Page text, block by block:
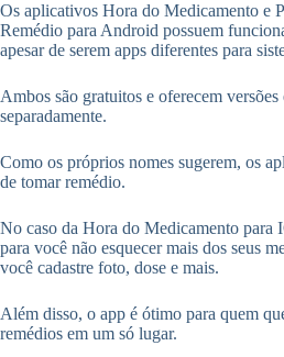
Os aplicativos Hora do Medicamento e
Remédio para Android possuem
apesar de serem apps diferentes para
Ambos são gratuitos e oferecem versões
separadamente.
Como os próprios nomes sugerem, os
de tomar remédio.
No caso da Hora do Medicamento para
para você não esquecer mais dos seus
você cadastre foto, dose e mais.
Além disso, o app é ótimo para quem
remédios em um só lugar.